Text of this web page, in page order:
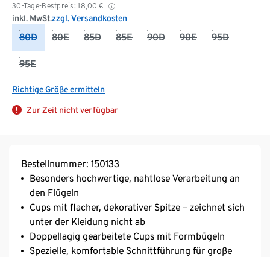
30-Tage-Bestpreis: 18,00 €
inkl. MwSt.zzgl. Versandkosten
80D 80E 85D 85E 90D 90E 95D
95E
Richtige Größe ermitteln
Zur Zeit nicht verfügbar
Bestellnummer: 150133
Besonders hochwertige, nahtlose Verarbeitung an
den Flügeln
Cups mit flacher, dekorativer Spitze – zeichnet sich
unter der Kleidung nicht ab
Doppellagig gearbeitete Cups mit Formbügeln
Spezielle, komfortable Schnittführung für große